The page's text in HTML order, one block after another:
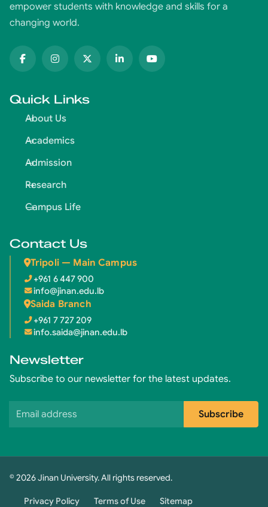
empower students with knowledge and skills for a
changing world.
Quick Links
About Us
Academics
Admission
Research
Campus Life
Contact Us
Tripoli — Main Campus
+961 6 447 900
info@jinan.edu.lb
Saida Branch
+961 7 727 209
info.saida@jinan.edu.lb
Newsletter
Subscribe to our newsletter for the latest updates.
Email address
Subscribe
© 2026 Jinan University. All rights reserved.
Privacy Policy Terms of Use Sitemap